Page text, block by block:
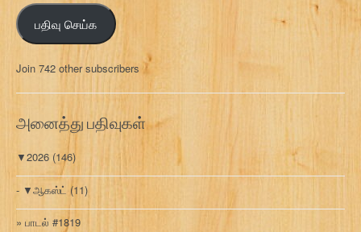
ஞ்
ச
ல்
க
வ
பதிவு செய்க
Join 742 other subscribers
அனைத்து பதிவுகள்
▼2026 (146)
▼ஆகஸ்ட் (11)
பாடல் #1819